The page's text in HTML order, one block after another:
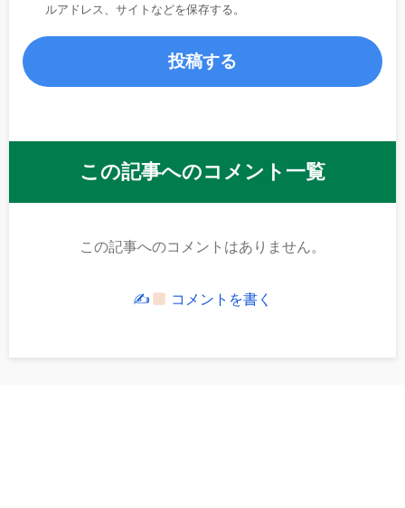
ルアドレス、サイトなどを保存する。
この記事へのコメント一覧
この記事へのコメントはありません。
✍ コメントを書く